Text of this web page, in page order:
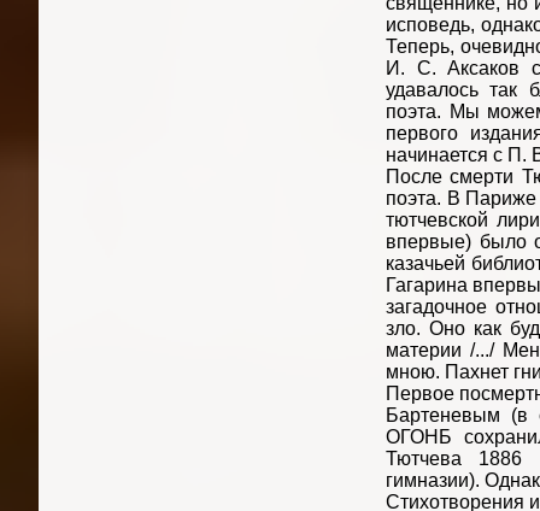
исповедь,
Теперь,
И. С. Аксаков
удавалось так
поэта. Мы
первого
начинается с П.
После смерти
поэта. В Париже
тютчевской
впервые) было
казачьей
Гагарина
загадочное
зло. Оно как
материи /.../
мною. Пахнет
Первое
Бартеневым (в
ОГОНБ
Тютчева 1886
гимназии).
Стихотворения